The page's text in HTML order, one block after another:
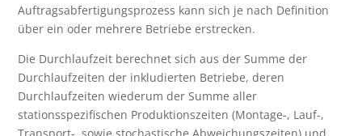
Auftragsabfertigungsprozess kann sich je nach Definition
über ein oder mehrere Betriebe erstrecken.
Die Durchlaufzeit berechnet sich aus der Summe der
Durchlaufzeiten der inkludierten Betriebe, deren
Durchlaufzeiten wiederum der Summe aller
stationsspezifischen Produktionszeiten (Montage-, Lauf-,